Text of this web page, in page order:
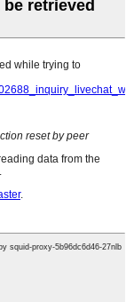
инҷоро клик
Co., Ltd.
ва рушд, фурӯш
ва тиҷоратӣ